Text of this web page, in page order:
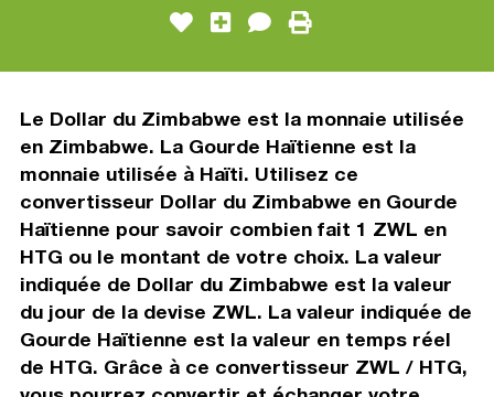
Le Dollar du Zimbabwe est la monnaie utilisée
en Zimbabwe. La Gourde Haïtienne est la
monnaie utilisée à Haïti. Utilisez ce
convertisseur Dollar du Zimbabwe en Gourde
Haïtienne pour savoir combien fait 1 ZWL en
HTG ou le montant de votre choix. La valeur
indiquée de Dollar du Zimbabwe est la valeur
du jour de la devise ZWL. La valeur indiquée de
Gourde Haïtienne est la valeur en temps réel
de HTG. Grâce à ce convertisseur ZWL / HTG,